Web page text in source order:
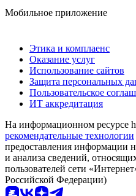
Мобильное приложение
Этика и комплаенс
Оказание услуг
Использование сайтов
Защита персональных
Пользовательское
ИТ аккредитация
На информационном ресурсе
рекомендательные технологии
предоставления информации
и анализа сведений,
пользователей сети
Российской Федерации)